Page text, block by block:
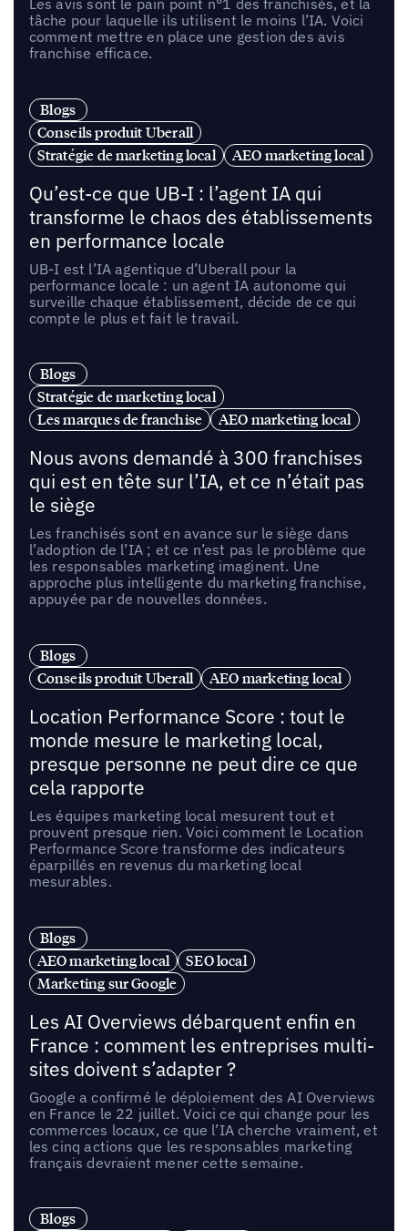
tâche pour laquelle ils utilisent le moins l’IA. Voici
comment mettre en place une gestion des avis
franchise efficace.
Blogs
Conseils produit Uberall
Stratégie de marketing local
AEO marketing local
Qu’est-ce que UB-I : l’agent IA qui
transforme le chaos des établissements
en performance locale
UB-I est l’IA agentique d’Uberall pour la
performance locale : un agent IA autonome qui
surveille chaque établissement, décide de ce qui
compte le plus et fait le travail.
Blogs
Stratégie de marketing local
Les marques de franchise
AEO marketing local
Nous avons demandé à 300 franchises
qui est en tête sur l’IA, et ce n’était pas
le siège
Les franchisés sont en avance sur le siège dans
l’adoption de l’IA ; et ce n’est pas le problème que
les responsables marketing imaginent. Une
approche plus intelligente du marketing franchise,
appuyée par de nouvelles données.
Blogs
Conseils produit Uberall
AEO marketing local
Location Performance Score : tout le
monde mesure le marketing local,
presque personne ne peut dire ce que
cela rapporte
Les équipes marketing local mesurent tout et
prouvent presque rien. Voici comment le Location
Performance Score transforme des indicateurs
éparpillés en revenus du marketing local
mesurables.
Blogs
AEO marketing local
SEO local
Marketing sur Google
Les AI Overviews débarquent enfin en
France : comment les entreprises multi-
sites doivent s’adapter ?
Google a confirmé le déploiement des AI Overviews
en France le 22 juillet. Voici ce qui change pour les
commerces locaux, ce que l’IA cherche vraiment, et
les cinq actions que les responsables marketing
français devraient mener cette semaine.
Blogs